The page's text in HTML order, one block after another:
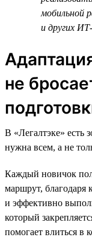
мобильной
и других
не
В «Легалтэке» есть
нужна всем, а не
Каждый новичок
маршрут, благодаря
и эффективно
который
помогает влиться в